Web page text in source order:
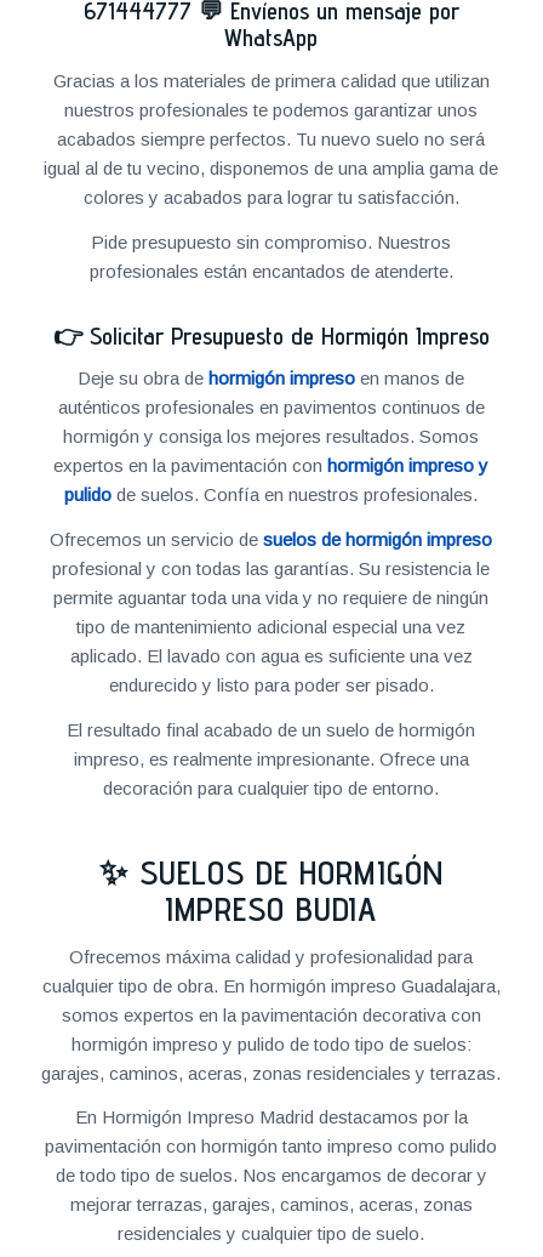
671444777 💬 Envíenos un mensaje por
WhatsApp
Gracias a los materiales de primera calidad que utilizan
nuestros profesionales te podemos garantizar unos
acabados siempre perfectos. Tu nuevo suelo no será
igual al de tu vecino, disponemos de una amplia gama de
colores y acabados para lograr tu satisfacción.
Pide presupuesto sin compromiso. Nuestros
profesionales están encantados de atenderte.
👉 Solicitar Presupuesto de Hormigón Impreso
Deje su obra dehormigón impreso en manos de
auténticos profesionales en pavimentos continuos de
hormigón y consiga los mejores resultados. Somos
expertos en la pavimentación conhormigón impreso y
pulido de suelos. Confía en nuestros profesionales.
Ofrecemos un servicio desuelos de hormigón impreso
profesional y con todas las garantías. Su resistencia le
permite aguantar toda una vida y no requiere de ningún
tipo de mantenimiento adicional especial una vez
aplicado. El lavado con agua es suficiente una vez
endurecido y listo para poder ser pisado.
El resultado final acabado de un suelo de hormigón
impreso, es realmente impresionante. Ofrece una
decoración para cualquier tipo de entorno.
✨ SUELOS DE HORMIGÓN
IMPRESO BUDIA
Ofrecemos máxima calidad y profesionalidad para
cualquier tipo de obra. En hormigón impreso Guadalajara,
somos expertos en la pavimentación decorativa con
hormigón impreso y pulido de todo tipo de suelos:
garajes, caminos, aceras, zonas residenciales y terrazas.
En Hormigón Impreso Madrid destacamos por la
pavimentación con hormigón tanto impreso como pulido
de todo tipo de suelos. Nos encargamos de decorar y
mejorar terrazas, garajes, caminos, aceras, zonas
residenciales y cualquier tipo de suelo.